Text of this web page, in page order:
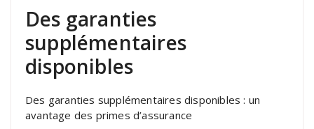
Des garanties
supplémentaires
disponibles
Des garanties supplémentaires disponibles : un
avantage des primes d’assurance